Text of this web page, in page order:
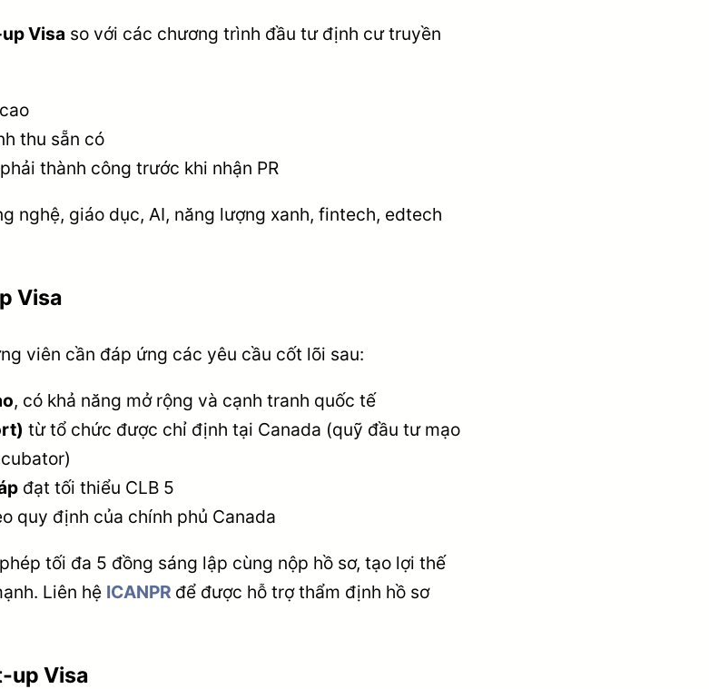
Visa so với các chương trình đầu tư định cư truyền
thu sẵn có
thành công trước khi nhận PR
nghệ, giáo dục, AI, năng lượng xanh, fintech, edtech
Visa
viên cần đáp ứng các yêu cầu cốt lõi sau:
, có khả năng mở rộng và cạnh tranh quốc tế
từ tổ chức được chỉ định tại Canada (quỹ đầu tư mạo
đạt tối thiểu CLB 5
quy định của chính phủ Canada
tối đa 5 đồng sáng lập cùng nộp hồ sơ, tạo lợi thế
Liên hệ ICANPR để được hỗ trợ thẩm định hồ sơ
up Visa